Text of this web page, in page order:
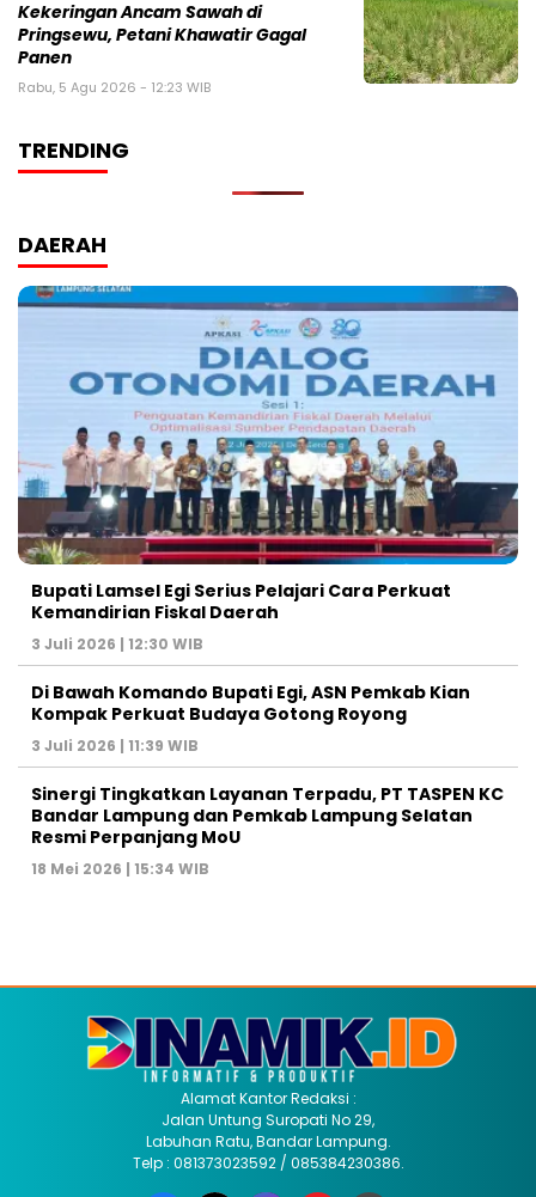
Kekeringan Ancam Sawah di
Pringsewu, Petani Khawatir Gagal
Panen
Rabu, 5 Agu 2026 - 12:23 WIB
TRENDING
DAERAH
Bupati Lamsel Egi Serius Pelajari Cara Perkuat
Kemandirian Fiskal Daerah
3 Juli 2026 | 12:30 WIB
Di Bawah Komando Bupati Egi, ASN Pemkab Kian
Kompak Perkuat Budaya Gotong Royong
3 Juli 2026 | 11:39 WIB
Sinergi Tingkatkan Layanan Terpadu, PT TASPEN KC
Bandar Lampung dan Pemkab Lampung Selatan
Resmi Perpanjang MoU
18 Mei 2026 | 15:34 WIB
Alamat Kantor Redaksi :
Jalan Untung Suropati No 29,
Labuhan Ratu, Bandar Lampung.
Telp : 081373023592 / 085384230386.